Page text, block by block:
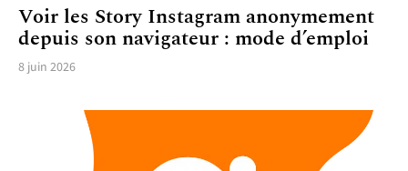
Voir les Story Instagram anonymement
depuis son navigateur : mode d’emploi
8 juin 2026